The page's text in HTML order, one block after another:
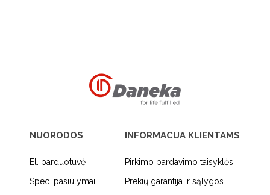
NUORODOS
El. parduotuvė
Spec. pasiūlymai
INFORMACIJA KLIENTAMS
Pirkimo pardavimo taisyklės
Prekių garantija ir sąlygos